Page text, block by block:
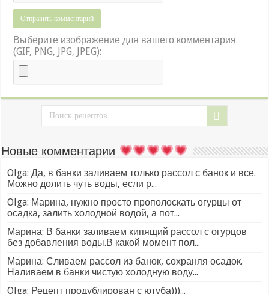
Выберите изображение для вашего комментария
(GIF, PNG, JPG, JPEG):
Новые комментарии
Olga: Да, в банки заливаем только рассол с банок и все.
Можно долить чуть воды, если р...
Olga: Марина, нужно просто прополоскать огурцы от
осадка, залить холодной водой, а пот...
Марина: В банки заливаем кипящий рассол с огурцов
без добавления воды.В какой момент пол...
Марина: Сливаем рассол из банок, сохраняя осадок.
Наливаем в банки чистую холодную воду...
Olga: Рецепт продублирован с ютуба)))...